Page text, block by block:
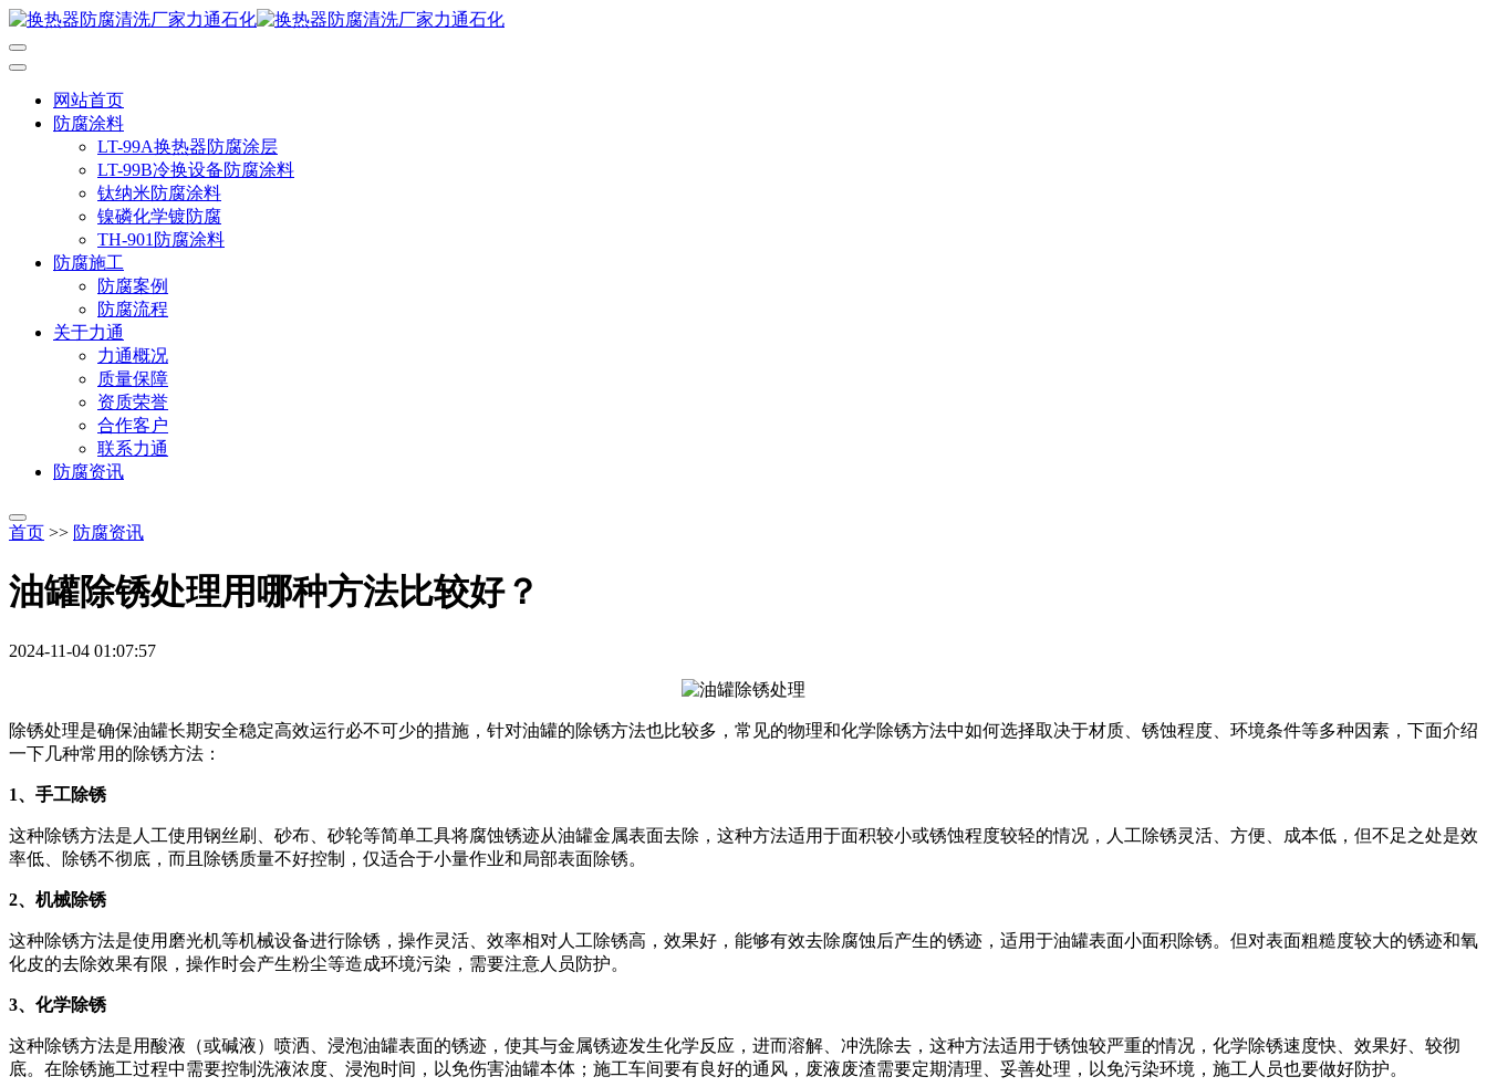
网站首页
防腐涂料
LT-99A换热器防腐涂层
LT-99B冷换设备防腐涂料
钛纳米防腐涂料
镍磷化学镀防腐
TH-901防腐涂料
防腐施工
防腐案例
防腐流程
关于力通
力通概况
质量保障
资质荣誉
合作客户
联系力通
防腐资讯
首页 >> 防腐资讯
油罐除锈处理用哪种方法比较好？
2024-11-04 01:07:57
除锈处理是确保油罐长期安全稳定高效运行必不可少的措施，针对油罐的除锈方法也比较多，常见的物理和化学除锈方法中如何选择取决于材质、锈蚀程度、环境条件等多种因素，下面介绍
一下几种常用的除锈方法：
1、手工除锈
这种除锈方法是人工使用钢丝刷、砂布、砂轮等简单工具将腐蚀锈迹从油罐金属表面去除，这种方法适用于面积较小或锈蚀程度较轻的情况，人工除锈灵活、方便、成本低，但不足之处是效
率低、除锈不彻底，而且除锈质量不好控制，仅适合于小量作业和局部表面除锈。
2、机械除锈
这种除锈方法是使用磨光机等机械设备进行除锈，操作灵活、效率相对人工除锈高，效果好，能够有效去除腐蚀后产生的锈迹，适用于油罐表面小面积除锈。但对表面粗糙度较大的锈迹和氧
化皮的去除效果有限，操作时会产生粉尘等造成环境污染，需要注意人员防护。
3、化学除锈
这种除锈方法是用酸液（或碱液）喷洒、浸泡油罐表面的锈迹，使其与金属锈迹发生化学反应，进而溶解、冲洗除去，这种方法适用于锈蚀较严重的情况，化学除锈速度快、效果好、较彻
底。在除锈施工过程中需要控制洗液浓度、浸泡时间，以免伤害油罐本体；施工车间要有良好的通风，废液废渣需要定期清理、妥善处理，以免污染环境，施工人员也要做好防护。